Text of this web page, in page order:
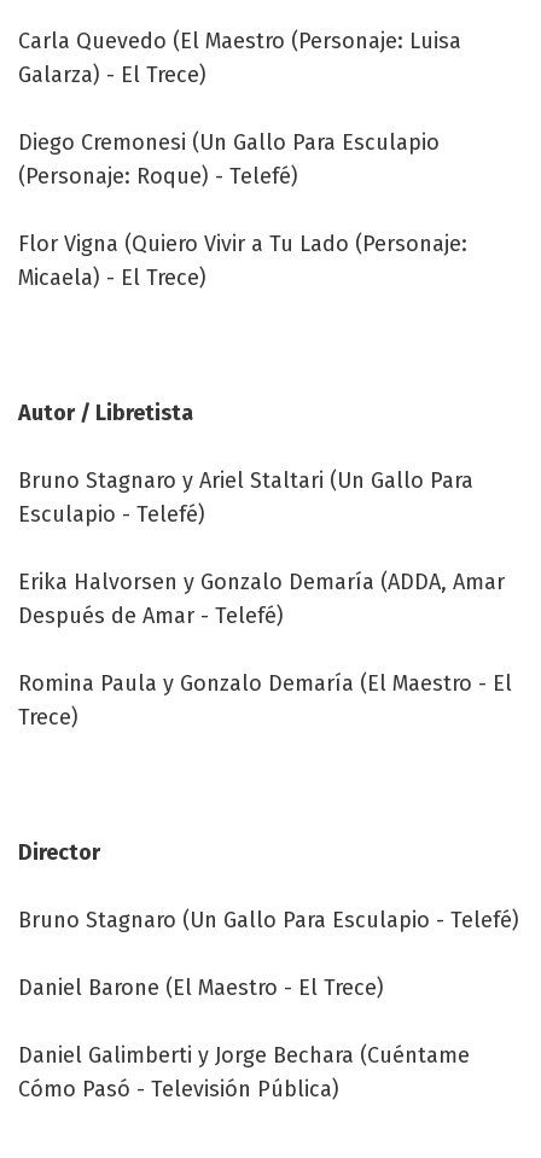
Carla Quevedo (El Maestro (Personaje: Luisa
Galarza) - El Trece)
Diego Cremonesi (Un Gallo Para Esculapio
(Personaje: Roque) - Telefé)
Flor Vigna (Quiero Vivir a Tu Lado (Personaje:
Micaela) - El Trece)
Autor / Libretista
Bruno Stagnaro y Ariel Staltari (Un Gallo Para
Esculapio - Telefé)
Erika Halvorsen y Gonzalo Demaría (ADDA, Amar
Después de Amar - Telefé)
Romina Paula y Gonzalo Demaría (El Maestro - El
Trece)
Director
Bruno Stagnaro (Un Gallo Para Esculapio - Telefé)
Daniel Barone (El Maestro - El Trece)
Daniel Galimberti y Jorge Bechara (Cuéntame
Cómo Pasó - Televisión Pública)